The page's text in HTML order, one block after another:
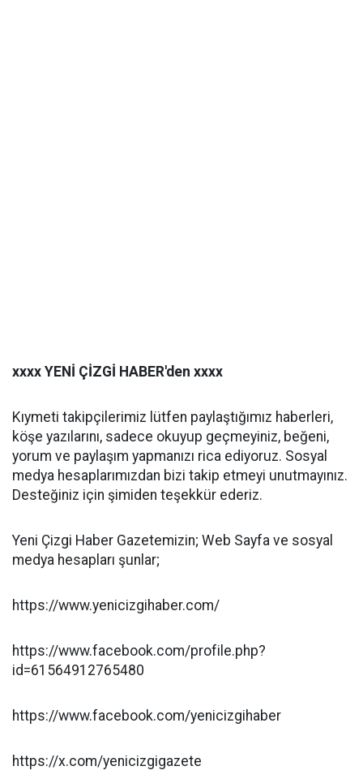
xxxx YENİ ÇİZGİ HABER'den xxxx
Kıymeti takipçilerimiz lütfen paylaştığımız haberleri,
köşe yazılarını, sadece okuyup geçmeyiniz, beğeni,
yorum ve paylaşım yapmanızı rica ediyoruz. Sosyal
medya hesaplarımızdan bizi takip etmeyi unutmayınız.
Desteğiniz için şimiden teşekkür ederiz.
Yeni Çizgi Haber Gazetemizin; Web Sayfa ve sosyal
medya hesapları şunlar;
https://www.yenicizgihaber.com/
https://www.facebook.com/profile.php?
id=61564912765480
https://www.facebook.com/yenicizgihaber
https://x.com/yenicizgigazete